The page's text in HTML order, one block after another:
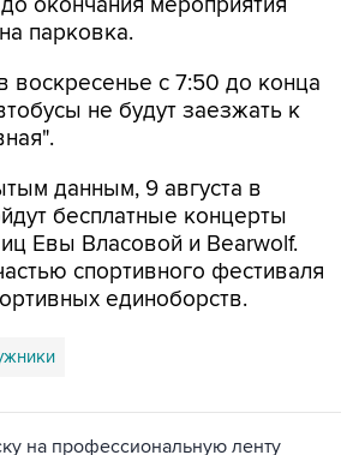
воскресенье с 7:50 до конца
данным, 9 августа в
Евы Власовой и Bearwolf.
спортивного фестиваля
единоборств.
рассылку главных новостей сайта